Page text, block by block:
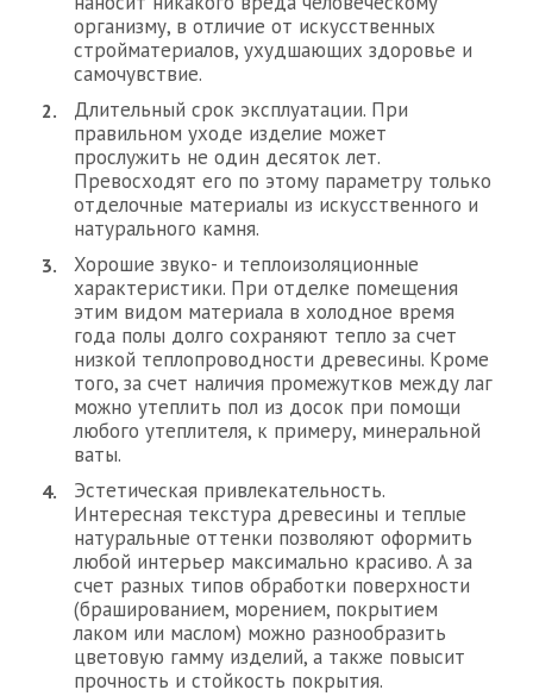
организму, в отличие от искусственных
стройматериалов, ухудшающих здоровье и
самочувствие.
Длительный срок эксплуатации. При
правильном уходе изделие может
прослужить не один десяток лет.
Превосходят его по этому параметру только
отделочные материалы из искусственного и
натурального камня.
Хорошие звуко- и теплоизоляционные
характеристики. При отделке помещения
этим видом материала в холодное время
года полы долго сохраняют тепло за счет
низкой теплопроводности древесины. Кроме
того, за счет наличия промежутков между лаг
можно утеплить пол из досок при помощи
любого утеплителя, к примеру, минеральной
ваты.
Эстетическая привлекательность.
Интересная текстура древесины и теплые
натуральные оттенки позволяют оформить
любой интерьер максимально красиво. А за
счет разных типов обработки поверхности
(брашированием, морением, покрытием
лаком или маслом) можно разнообразить
цветовую гамму изделий, а также повысит
прочность и стойкость покрытия.